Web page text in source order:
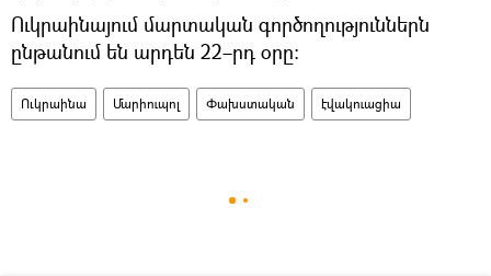
Ուկրաինայում մարտական գործողություններն
ընթանում են արդեն 22–րդ օրը։
Ուկրաինա Մարիուպոլ Փախստական էվակուացիա